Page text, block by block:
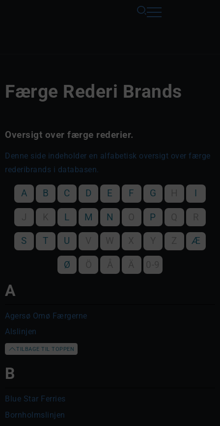
Færge Rederi Brands
Oversigt over færge rederier.
Denne side indeholder en alfabetisk oversigt over færge
rederibrands i databasen.
A B C D E F G I
L M N P
S T U Æ
Ø
A
Agersø Omø Færgerne
Alslinjen
TILBAGE TIL TOPPEN
B
Blue Star Ferries
Bornholmslinjen